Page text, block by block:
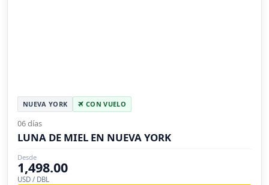
NUEVA YORK CON VUELO
06 días
LUNA DE MIEL EN NUEVA YORK
Desde
1,498.00
USD / DBL